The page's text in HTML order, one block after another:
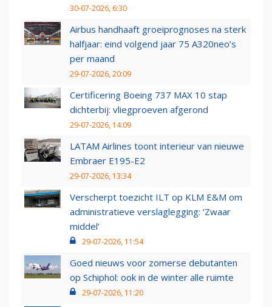
30-07-2026, 6:30
Airbus handhaaft groeiprognoses na sterk
halfjaar: eind volgend jaar 75 A320neo’s
per maand
29-07-2026, 20:09
Certificering Boeing 737 MAX 10 stap
dichterbij: vliegproeven afgerond
29-07-2026, 14:09
LATAM Airlines toont interieur van nieuwe
Embraer E195-E2
29-07-2026, 13:34
Verscherpt toezicht ILT op KLM E&M om
administratieve verslaglegging: ‘Zwaar
middel’
29-07-2026, 11:54
Goed nieuws voor zomerse debutanten
op Schiphol: ook in de winter alle ruimte
29-07-2026, 11:20